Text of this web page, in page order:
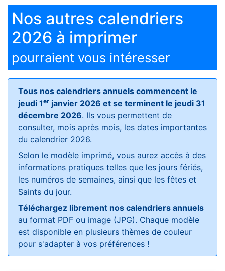
Nos autres calendriers
2026 à imprimer
pourraient vous intéresser
Tous nos calendriers annuels commencent le
jeudi 1er janvier 2026 et se terminent le jeudi 31
décembre 2026. Ils vous permettent de
consulter, mois après mois, les dates importantes
du calendrier 2026.
Selon le modèle imprimé, vous aurez accès à des
informations pratiques telles que les jours fériés,
les numéros de semaines, ainsi que les fêtes et
Saints du jour.
Téléchargez librement nos calendriers annuels
au format PDF ou image (JPG). Chaque modèle
est disponible en plusieurs thèmes de couleur
pour s'adapter à vos préférences !